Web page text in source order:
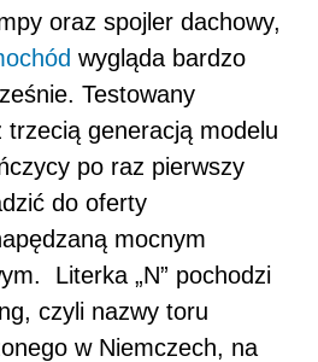
oraz spojler dachowy,
wygląda bardzo
Testowany
generacją modelu
po raz pierwszy
do oferty
mocnym
Literka „N” pochodzi
czyli nazwy toru
w Niemczech, na